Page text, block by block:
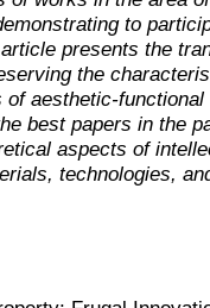
to
presents the
the
of aesthetic-
best papers in the
aspects of
technologies,